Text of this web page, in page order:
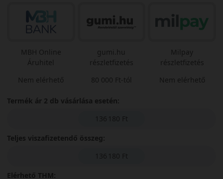
MBH Online
Áruhitel
Nem elérhető
gumi.hu
részletfizetés
80 000 Ft-tól
Milpay
részletfizetés
Nem elérhető
Termék ár 2 db vásárlása esetén:
136 180 Ft
Teljes viszafizetendő összeg:
136 180 Ft
Elérhető THM: